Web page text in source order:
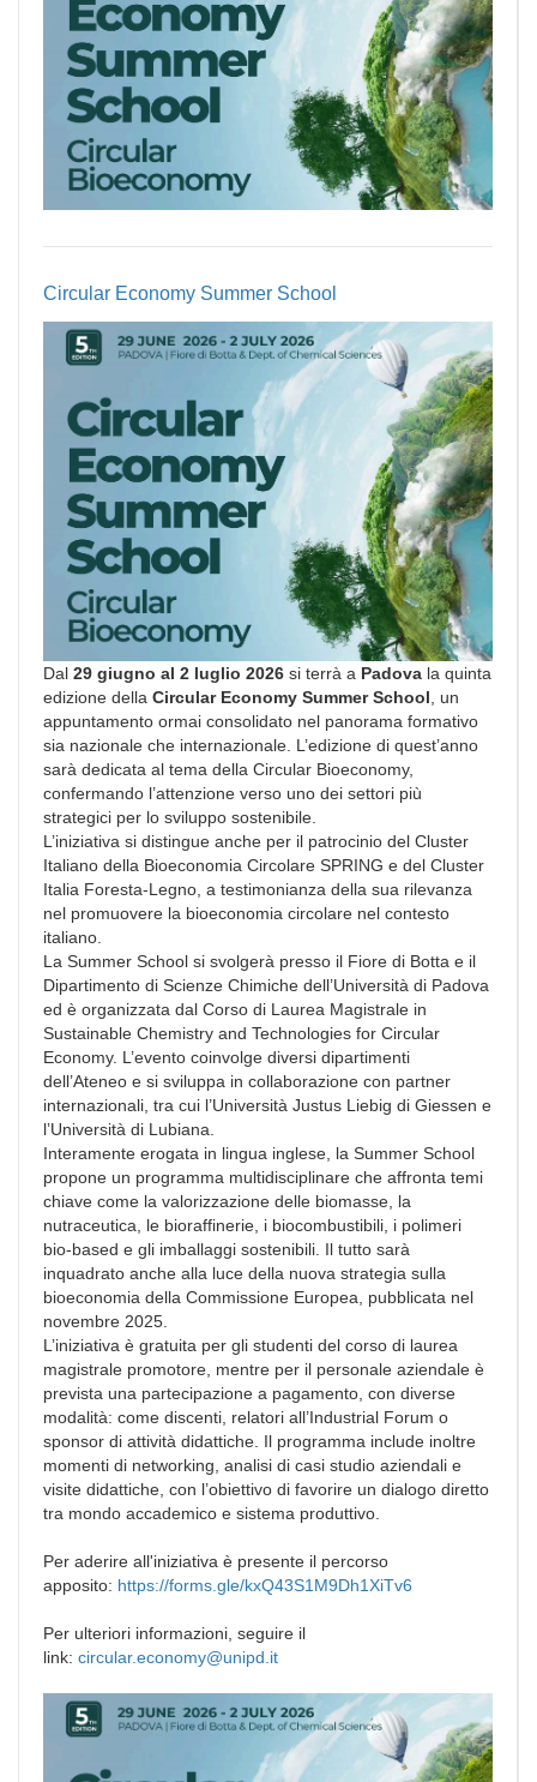
Circular Economy Summer School
Dal 29 giugno al 2 luglio 2026 si terrà a Padova la quinta
edizione della Circular Economy Summer School, un
appuntamento ormai consolidato nel panorama formativo
sia nazionale che internazionale. L’edizione di quest’anno
sarà dedicata al tema della Circular Bioeconomy,
confermando l’attenzione verso uno dei settori più
strategici per lo sviluppo sostenibile.
L’iniziativa si distingue anche per il patrocinio del Cluster
Italiano della Bioeconomia Circolare SPRING e del Cluster
Italia Foresta-Legno, a testimonianza della sua rilevanza
nel promuovere la bioeconomia circolare nel contesto
italiano.
La Summer School si svolgerà presso il Fiore di Botta e il
Dipartimento di Scienze Chimiche dell’Università di Padova
ed è organizzata dal Corso di Laurea Magistrale in
Sustainable Chemistry and Technologies for Circular
Economy. L’evento coinvolge diversi dipartimenti
dell’Ateneo e si sviluppa in collaborazione con partner
internazionali, tra cui l’Università Justus Liebig di Giessen e
l’Università di Lubiana.
Interamente erogata in lingua inglese, la Summer School
propone un programma multidisciplinare che affronta temi
chiave come la valorizzazione delle biomasse, la
nutraceutica, le bioraffinerie, i biocombustibili, i polimeri
bio-based e gli imballaggi sostenibili. Il tutto sarà
inquadrato anche alla luce della nuova strategia sulla
bioeconomia della Commissione Europea, pubblicata nel
novembre 2025.
L’iniziativa è gratuita per gli studenti del corso di laurea
magistrale promotore, mentre per il personale aziendale è
prevista una partecipazione a pagamento, con diverse
modalità: come discenti, relatori all’Industrial Forum o
sponsor di attività didattiche. Il programma include inoltre
momenti di networking, analisi di casi studio aziendali e
visite didattiche, con l’obiettivo di favorire un dialogo diretto
tra mondo accademico e sistema produttivo.
Per aderire all'iniziativa è presente il percorso
apposito: https://forms.gle/kxQ43S1M9Dh1XiTv6
Per ulteriori informazioni, seguire il
link: circular.economy@unipd.it